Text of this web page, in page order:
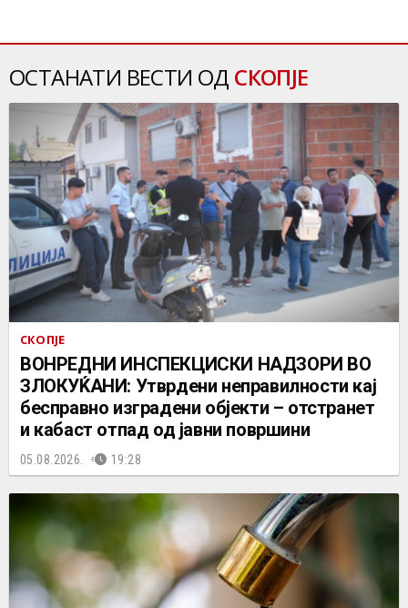
ОСТАНАТИ ВЕСТИ ОД СКОПЈЕ
СКОПЈЕ
ВОНРЕДНИ ИНСПЕКЦИСКИ НАДЗОРИ ВО
ЗЛОКУЌАНИ: Утврдени неправилности кај
бесправно изградени објекти – отстранет
и кабаст отпад од јавни површини
05.08.2026. 19:28